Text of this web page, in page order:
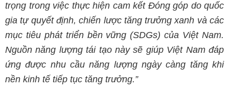
trọng trong việc thực hiện cam kết Đóng góp do quốc
gia tự quyết định, chiến lược tăng trưởng xanh và các
mục tiêu phát triển bền vững (SDGs) của Việt Nam.
Nguồn năng lượng tái tạo này sẽ giúp Việt Nam đáp
ứng được nhu cầu năng lượng ngày càng tăng khi
nền kinh tế tiếp tục tăng trưởng.”